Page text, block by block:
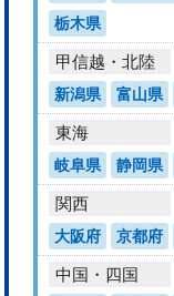
栃木県
甲信越・北陸
新潟県 富山県
東海
岐阜県 静岡県
関西
大阪府 京都府
中国・四国